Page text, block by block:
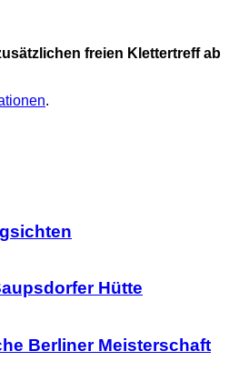
freien Klettertreff ab
.
Hütte
Berliner Meisterschaft